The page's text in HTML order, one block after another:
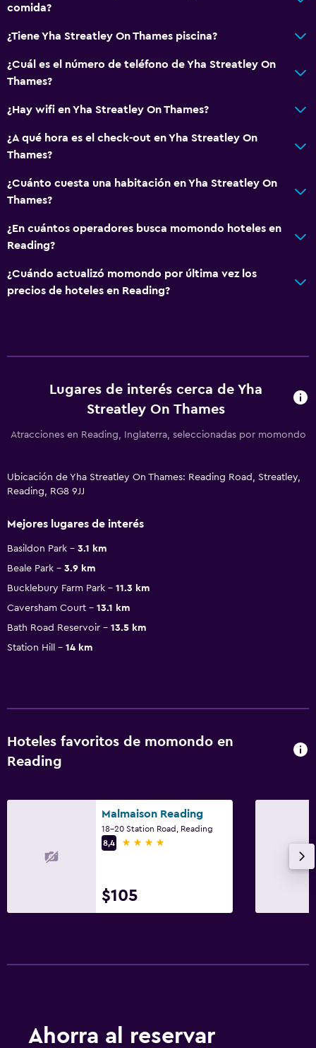
comida?
¿Tiene Yha Streatley On Thames piscina?
¿Cuál es el número de teléfono de Yha Streatley On
Thames?
¿Hay wifi en Yha Streatley On Thames?
¿A qué hora es el check-out en Yha Streatley On
Thames?
¿Cuánto cuesta una habitación en Yha Streatley On
Thames?
¿En cuántos operadores busca momondo hoteles en
Reading?
¿Cuándo actualizó momondo por última vez los
precios de hoteles en Reading?
Lugares de interés cerca de Yha
Streatley On Thames
Atracciones en Reading, Inglaterra, seleccionadas por momondo
Ubicación de Yha Streatley On Thames: Reading Road, Streatley,
Reading, RG8 9JJ
Mejores lugares de interés
Basildon Park
3.1 km
Beale Park
3.9 km
Bucklebury Farm Park
11.3 km
Caversham Court
13.1 km
Bath Road Reservoir
13.5 km
Station Hill
14 km
Hoteles favoritos de momondo en
Reading
Malmaison Reading
18-20 Station Road, Reading
8,4
4 estrellas
$105
Ahorra al reservar